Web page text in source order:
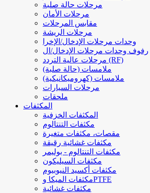
مرحلات حالة صلبة
مرحلات الأمان
مقابس المرحلات
مرحلات الريشة
وحدات مرحلات الإدخال/الإخرا
رفوف وحدات مرحلات الإدخال/ال
مرحلات عالية التردد (RF)
ملامسات (حالة صلبة)
ملامسات (كهروميكانيكية)
مرحلات السيارات
ملحقات
المكثفات
المكثفات الخزفية
مكثفات التنتالوم
مقصات، مكثفات متغيرة
مكثفات غشائية رقيقة
مكثفات التنتالوم - بوليمر
مكثفات السيليكون
مكثفات أكسيد النيوبيوم
مكثفات الميكا وPTFE
مكثفات غشائية